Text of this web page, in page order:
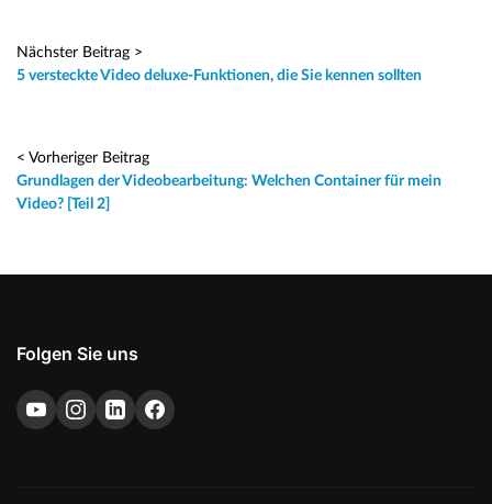
Nächster Beitrag >
5 versteckte Video deluxe-Funktionen, die Sie kennen sollten
< Vorheriger Beitrag
Grundlagen der Videobearbeitung: Welchen Container für mein
Video? [Teil 2]
Folgen Sie uns